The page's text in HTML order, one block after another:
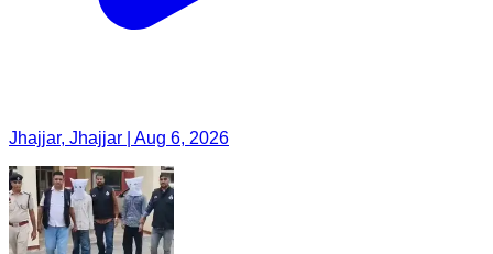
Jhajjar, Jhajjar | Aug 6, 2026